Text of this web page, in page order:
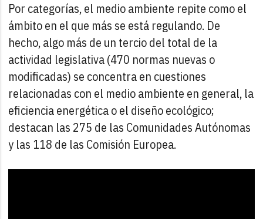
Por categorías, el medio ambiente repite como el
ámbito en el que más se está regulando. De
hecho, algo más de un tercio del total de la
actividad legislativa (470 normas nuevas o
modificadas) se concentra en cuestiones
relacionadas con el medio ambiente en general, la
eficiencia energética o el diseño ecológico;
destacan las 275 de las Comunidades Autónomas
y las 118 de las Comisión Europea.